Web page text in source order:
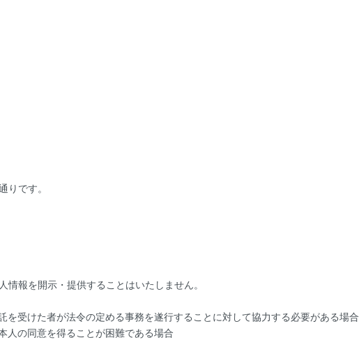
です。
報を開示・提供することはいたしません。
受けた者が法令の定める事務を遂行することに対して協力する必要がある場合
人の同意を得ることが困難である場合